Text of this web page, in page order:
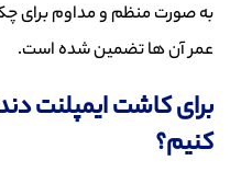
به صورت منظم و مداوم برای
عمر آن ها تضمین شده است.
برای کاشت ایمپلنت
کنیم؟